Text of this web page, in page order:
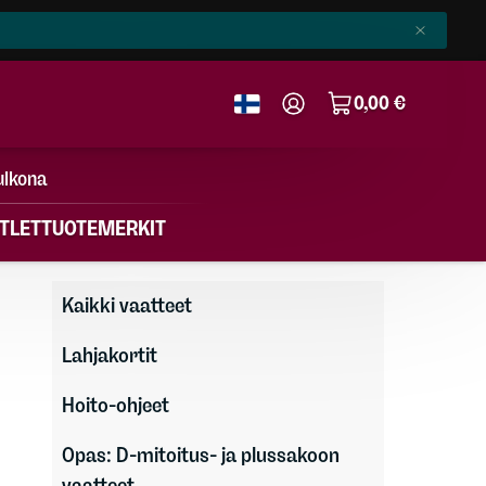
0,00 €
TUOTEMERKIT
Kaikki vaatteet
Lahjakortit
Hoito-ohjeet
Opas: D-mitoitus- ja plussakoon